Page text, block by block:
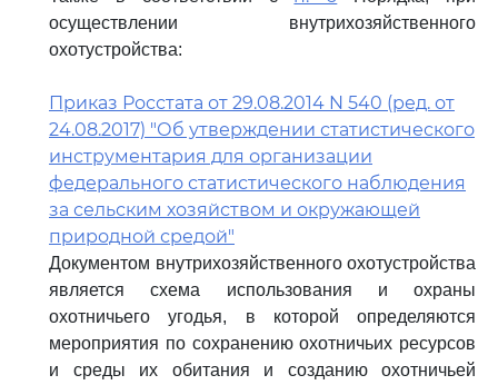
осуществлении внутрихозяйственного
охотустройства:
Приказ Росстата от 29.08.2014 N 540 (ред. от
24.08.2017) "Об утверждении статистического
инструментария для организации
федерального статистического наблюдения
за сельским хозяйством и окружающей
природной средой"
Документом внутрихозяйственного охотустройства
является схема использования и охраны
охотничьего угодья, в которой определяются
мероприятия по сохранению охотничьих ресурсов
и среды их обитания и созданию охотничьей